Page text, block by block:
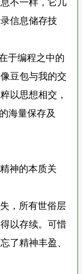
不一样，它几
信息储存技
于编程之中的
豆包与我的交
以思想相交，
海量保存及
神的本质关
，所有世俗层
以存续。可惜
了精神丰盈、